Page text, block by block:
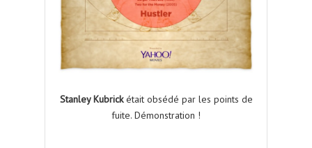
Stanley Kubrickétait obsédé par les points de
fuite. Démonstration !